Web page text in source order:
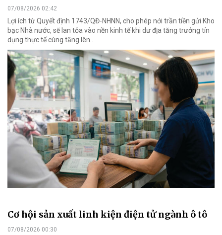
07/08/2026 02:42
Lợi ích từ Quyết định 1743/QĐ-NHNN, cho phép nới trần tiền gửi Kho
bạc Nhà nước, sẽ lan tỏa vào nền kinh tế khi dư địa tăng trưởng tín
dụng thực tế cùng tăng lên..
Cơ hội sản xuất linh kiện điện tử ngành ô tô
07/08/2026 00:30